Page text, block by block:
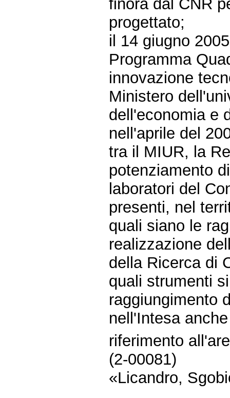
finora dal CNR
progettato;
il 14 giugno
Programma
innovazione
Ministero
dell'economia e
nell'aprile del
tra il MIUR, la
potenziamento
laboratori del
presenti, nel
quali siano le
realizzazione
della Ricerca di
quali strumenti
raggiungimento
nell'Intesa
riferimento
(2-00081)
«Licandro,